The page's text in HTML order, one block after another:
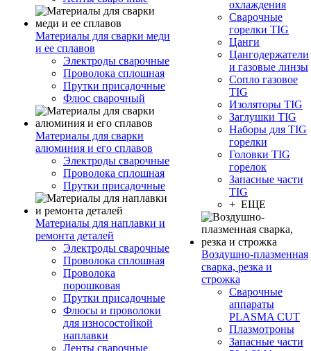
Материалы для сварки меди
и ее сплавов
Электроды сварочные
Проволока сплошная
Прутки присадочные
Флюс сварочный
Материалы для сварки
алюминия и его сплавов
Электроды сварочные
Проволока сплошная
Прутки присадочные
Материалы для наплавки и
ремонта деталей
Электроды сварочные
Проволока сплошная
Проволока
порошковая
Прутки присадочные
Флюсы и проволоки
для износостойкой
наплавки
Ленты сварочные
охлаждения
Сварочные
горелки TIG
Цанги
Цангодержатели
и газовые линзы
Сопло газовое
TIG
Изоляторы TIG
Заглушки TIG
Наборы для TIG
горелки
Головки TIG
горелок
Запасные части
TIG
+ ЕЩЕ
Воздушно-плазменная
сварка, резка и
строжка
Сварочные
аппараты
PLASMA CUT
Плазмотроны
Запасные части